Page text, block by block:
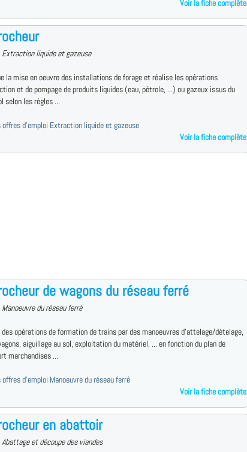
Voir la fiche complète
Extraction liquide et gazeuse
la mise en oeuvre des installations de forage et réalise les opérations
et de pompage de produits liquides (eau, pétrole, ...) ou gazeux issus du
selon les règles ...
offres d'emploi Extraction liquide et gazeuse
Voir la fiche complète
de wagons du réseau ferré
Manoeuvre du réseau ferré
des opérations de formation de trains par des manoeuvres d'attelage/dételage,
aiguillage au sol, exploitation du matériel, ... en fonction du plan de
marchandises ...
offres d'emploi Manoeuvre du réseau ferré
Voir la fiche complète
en abattoir
Abattage et découpe des viandes